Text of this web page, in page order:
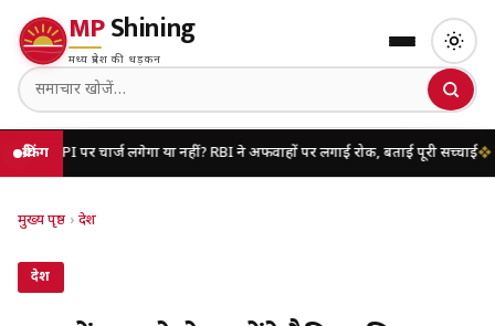
MPShining
मध्य प्रदेश की धड़कन
ब्रेकिंग
पर चार्ज लगेगा या नहीं? RBI ने अफवाहों पर लगाई रोक, बताई पूरी सच्चाई यूपी में जब्त
मुख्य पृष्ठ › देश
देश